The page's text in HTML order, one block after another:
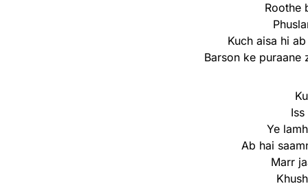
Roothe
Kuch aisa hi
Barson ke puraane
Ye
Ab hai
Marr